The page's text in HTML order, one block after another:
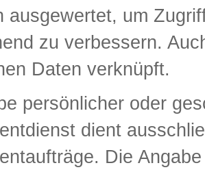
ausgewertet, um
zu verbessern.
Daten verknüpft.
persönlicher oder
dient
Die